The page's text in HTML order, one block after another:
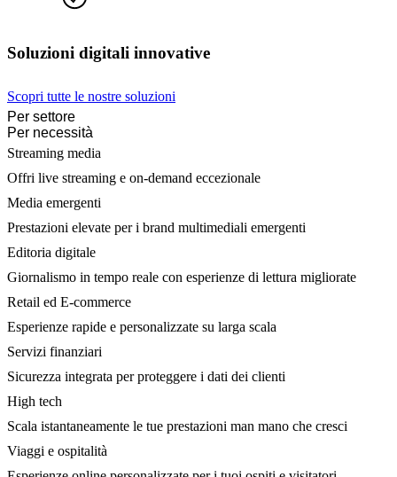
Soluzioni digitali innovative
Scopri tutte le nostre soluzioni
Per settore
Per necessità
Streaming media
Offri live streaming e on-demand eccezionale
Media emergenti
Prestazioni elevate per i brand multimediali emergenti
Editoria digitale
Giornalismo in tempo reale con esperienze di lettura migliorate
Retail ed E-commerce
Esperienze rapide e personalizzate su larga scala
Servizi finanziari
Sicurezza integrata per proteggere i dati dei clienti
High tech
Scala istantaneamente le tue prestazioni man mano che cresci
Viaggi e ospitalità